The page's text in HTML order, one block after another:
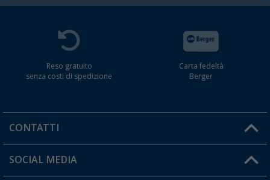
Reso gratuito
senza costi di spedizione
Carta fedeltà
Berger
CONTATTI
Orari di apertura del servizio:
SOCIAL MEDIA